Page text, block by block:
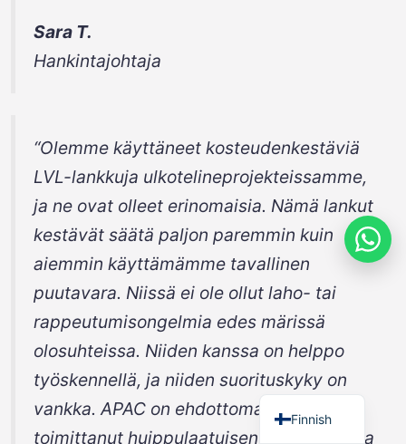
Sara T.
Hankintajohtaja
“Olemme käyttäneet kosteudenkestäviä
LVL-lankkuja ulkotelineprojekteissamme,
ja ne ovat olleet erinomaisia. Nämä lankut
kestävät säätä paljon paremmin kuin
aiemmin käyttämämme tavallinen
puutavara. Niissä ei ole ollut laho- tai
rappeutumisongelmia edes märissä
olosuhteissa. Niiden kanssa on helppo
työskennellä, ja niiden suorituskyky on
vankka. APAC on ehdottomasti
toimittanut huippulaatuisen tuotteen, joka
Finnish
English
Swedish
Italian
Arabic
German
French
Spanish
Estonian
Russian